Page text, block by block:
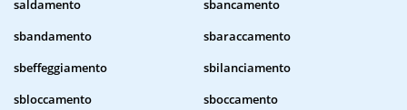
saldamento
sbancamento
sbandamento
sbaraccamento
sbeffeggiamento
sbilanciamento
sbloccamento
sboccamento